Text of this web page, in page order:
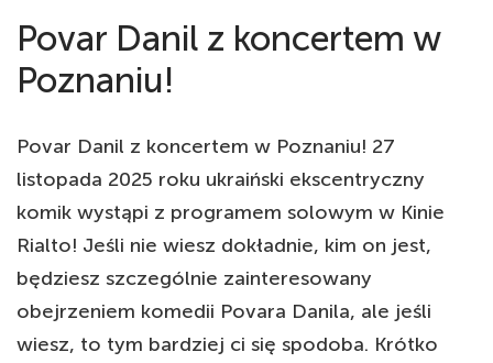
Povar Danil z koncertem w
Poznaniu!
Povar Danil z koncertem w Poznaniu! 27
listopada 2025 roku ukraiński ekscentryczny
komik wystąpi z programem solowym w Kinie
Rialto! Jeśli nie wiesz dokładnie, kim on jest,
będziesz szczególnie zainteresowany
obejrzeniem komedii Povara Danila, ale jeśli
wiesz, to tym bardziej ci się spodoba. Krótko